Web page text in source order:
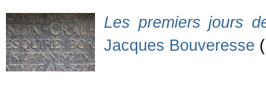
Les premiers jours
Jacques Bouveresse